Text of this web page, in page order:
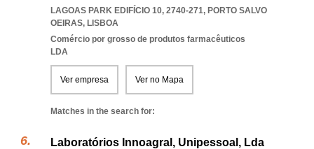
LAGOAS PARK EDIFÍCIO 10, 2740-271, PORTO SALVO
OEIRAS, LISBOA
Comércio por grosso de produtos farmacêuticos
LDA
Ver empresa Ver no Mapa
Matches in the search for:
Laboratórios Innoagral, Unipessoal, Lda